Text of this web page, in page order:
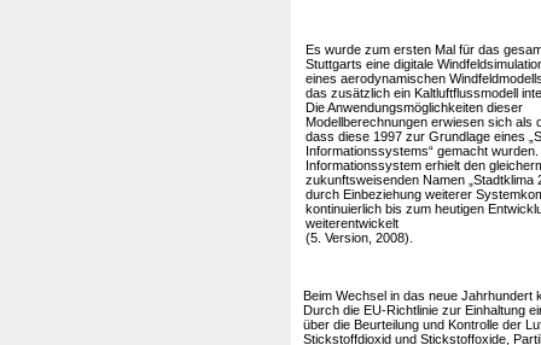
Es wurde zum ersten Mal für das
Stuttgarts eine digitale
eines aerodynamischen
das zusätzlich ein Kaltluftflussmodell
Die Anwendungsmöglichkeiten dieser
Modellberechnungen erwiesen sich als
dass diese 1997 zur Grundlage eines
Informationssystems“ gemacht
Informationssystem erhielt den
zukunftsweisenden Namen „Stadtklima
durch Einbeziehung weiterer
kontinuierlich bis zum heutigen
weiterentwickelt
(5. Version, 2008).
Beim Wechsel in das neue Jahrhundert
Durch die EU-Richtlinie zur Einhaltung
über die Beurteilung und Kontrolle der
Stickstoffdioxid und Stickstoffoxide,